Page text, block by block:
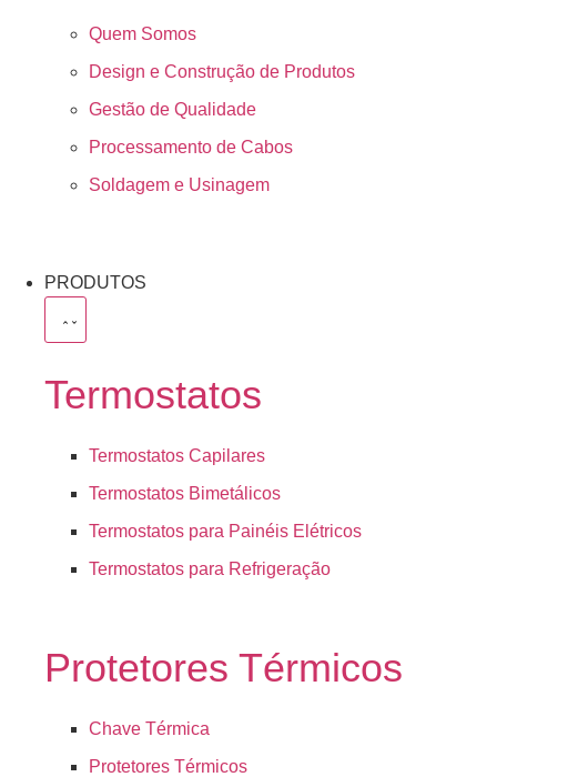
Quem Somos
Design e Construção de Produtos
Gestão de Qualidade
Processamento de Cabos
Soldagem e Usinagem
PRODUTOS
Termostatos
Termostatos Capilares
Termostatos Bimetálicos
Termostatos para Painéis Elétricos
Termostatos para Refrigeração
Protetores Térmicos
Chave Térmica
Protetores Térmicos